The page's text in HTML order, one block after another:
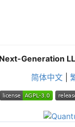
Next-Generation
简体中文